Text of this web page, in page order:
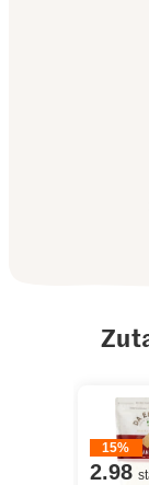
15%
2.98